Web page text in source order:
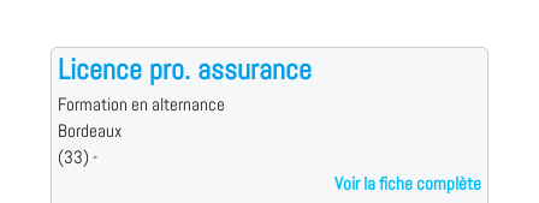
Licence pro. assurance
Formation en alternance
Bordeaux
(33) -
Voir la fiche complète